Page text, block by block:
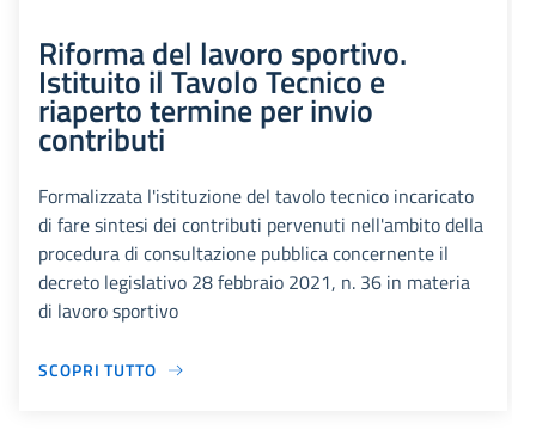
Riforma del lavoro sportivo.
Istituito il Tavolo Tecnico e
riaperto termine per invio
contributi
Formalizzata l'istituzione del tavolo tecnico incaricato
di fare sintesi dei contributi pervenuti nell'ambito della
procedura di consultazione pubblica concernente il
decreto legislativo 28 febbraio 2021, n. 36 in materia
di lavoro sportivo
SCOPRI TUTTO